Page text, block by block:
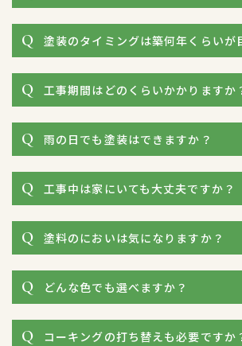
塗装のタイミングは築何年くらいが
工事期間はどのくらいかかりますか
雨の日でも塗装はできますか？
工事中は家にいても大丈夫ですか？
塗料のにおいは気になりますか？
どんな色でも選べますか？
コーキングの打ち替えも必要ですか